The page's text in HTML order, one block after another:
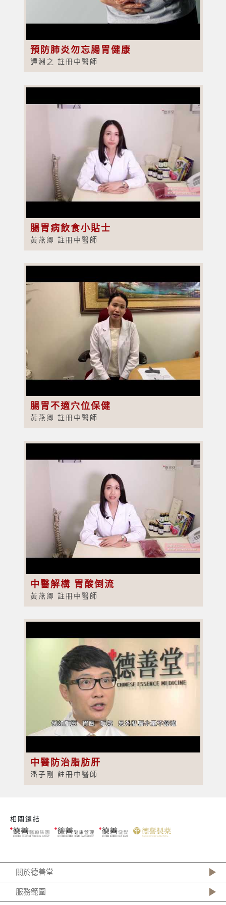
預防肺炎勿忘腸胃健康
譚淵之 註冊中醫師
腸胃病飲食小貼士
黃燕卿 註冊中醫師
腸胃不適穴位保健
黃燕卿 註冊中醫師
中醫解構 胃酸倒流
黃燕卿 註冊中醫師
中醫防治脂肪肝
潘子剛 註冊中醫師
相關鏈結
關於德善堂
服務範圍